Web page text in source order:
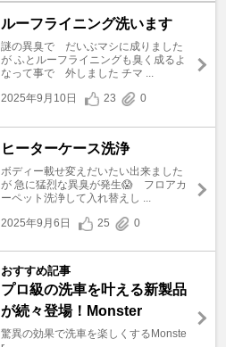
ルーフライニング洗います
謎の異臭で だいぶマシに成りました
が ふとルーフライニングも臭く成るよ
なって事で 外しました チマ ...
2025年9月10日
23 0
ヒーターケース洗浄
ボディー載せ変えだいたい出来ました
が 急に猛烈な異臭が発生😱 フロアカ
ーペット洗浄して入れ替えし ...
2025年9月6日
25 0
おすすめ記事
プロ級の洗車を叶える新製品
が続々登場！Monster
驚異の効果で洗車を楽しくするMonste